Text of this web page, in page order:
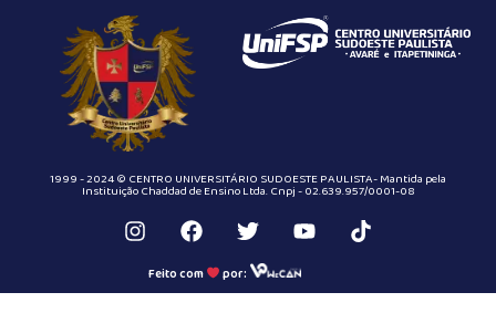
1999 - 2024 © CENTRO UNIVERSITÁRIO SUDOESTE PAULISTA- Mantida pela
Instituição Chaddad de Ensino Ltda. Cnpj - 02.639.957/0001-08
Feito com por: